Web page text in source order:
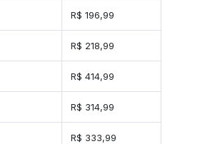
R$ 196,99
R$ 218,99
R$ 414,99
R$ 314,99
R$ 333,99